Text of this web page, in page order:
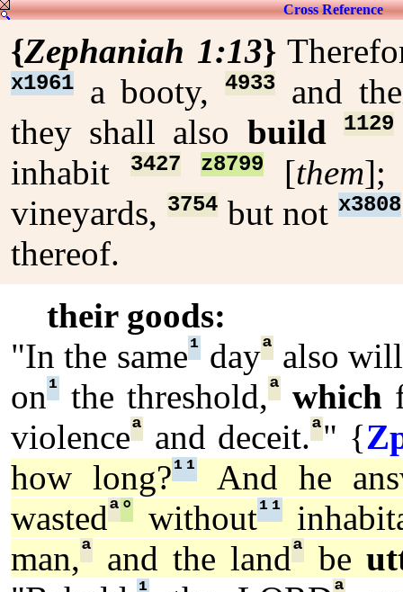
Cross Reference
{Zephaniah 1:13}
x1961 a booty,4933
and
they shall also build 1129
inhabit 3427 z8799 [them];
vineyards, 3754but notx3808
thereof.
their goods:
"In the same¹dayªalso
on¹ the threshold,ª which
violenceª and deceit.ª" {
how long?¹ ¹
And he
wastedª° without¹ ¹
man,ª and the landª be